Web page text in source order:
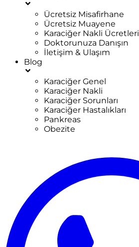
Ücretsiz Misafirhane
Ücretsiz Muayene
Karaciğer Nakli Ücretleri
Doktorunuza Danışın
İletişim & Ulaşım
Blog
Karaciğer Genel
Karaciğer Nakli
Karaciğer Sorunları
Karaciğer Hastalıkları
Pankreas
Obezite